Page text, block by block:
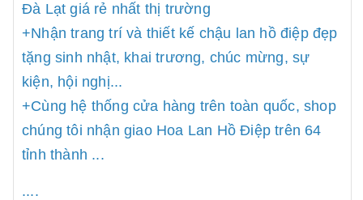
Đà Lạt giá rẻ nhất thị trường
+Nhận trang trí và thiết kế chậu lan hồ điệp đẹp
tặng sinh nhật, khai trương, chúc mừng, sự
kiện, hội nghị...
+Cùng hệ thống cửa hàng trên toàn quốc, shop
chúng tôi nhận giao Hoa Lan Hồ Điệp trên 64
tỉnh thành ...
....